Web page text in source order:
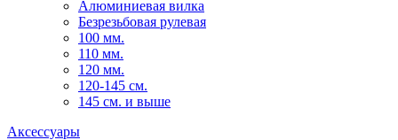
Алюминиевая вилка
Безрезьбовая рулевая
100 мм.
110 мм.
120 мм.
120-145 см.
145 см. и выше
Аксессуары